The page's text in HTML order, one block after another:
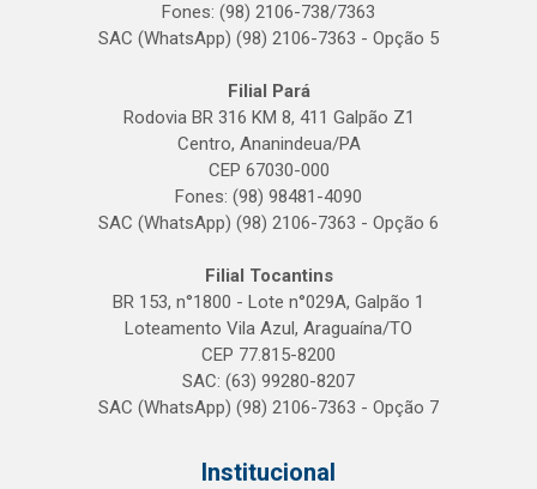
Fones: (98) 2106-738/7363
SAC (WhatsApp) (98) 2106-7363 - Opção 5
Filial Pará
Rodovia BR 316 KM 8, 411 Galpão Z1
Centro, Ananindeua/PA
CEP 67030-000
Fones: (98) 98481-4090
SAC (WhatsApp) (98) 2106-7363 - Opção 6
Filial Tocantins
BR 153, n°1800 - Lote n°029A, Galpão 1
Loteamento Vila Azul, Araguaína/TO
CEP 77.815-8200
SAC: (63) 99280-8207
SAC (WhatsApp) (98) 2106-7363 - Opção 7
Institucional